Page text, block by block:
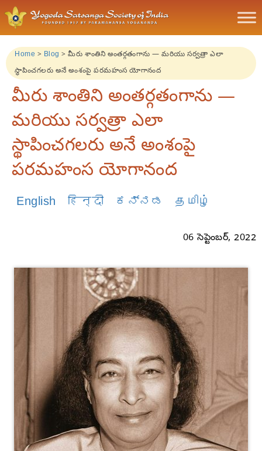
Home > Blog > మీరు శాంతిని అంతర్గతంగాను — మరియు సర్వత్రా ఎలా
స్థాపించగలరు అనే అంశంపై పరమహంస యోగానంద
మీరు శాంతిని అంతర్గతంగాను —
మరియు సర్వత్రా ఎలా
స్థాపించగలరు అనే అంశంపై
పరమహంస యోగానంద
English हिन्दी ಕನ್ನಡ தமிழ்
06 సెప్టెంబర్, 2022